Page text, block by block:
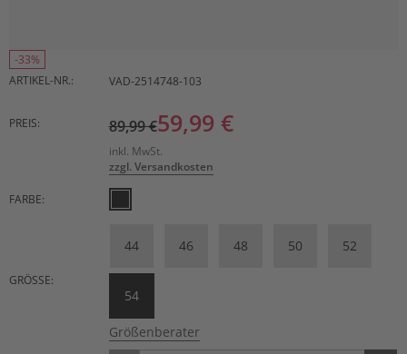
-33%
ARTIKEL-NR.:
VAD-2514748-103
PREIS: 89,99 €59,99 €
inkl. MwSt.
zzgl. Versandkosten
FARBE:
GRÖSSE:
44 46 48 50 52
54
Größenberater